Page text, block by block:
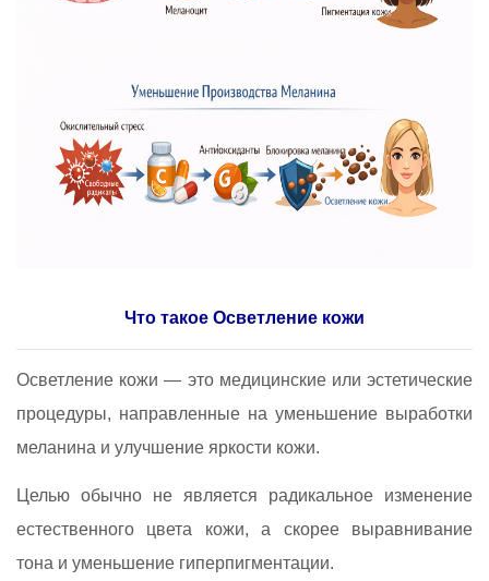
Что такое Осветление кожи
Осветление кожи — это медицинские или эстетические
процедуры, направленные на уменьшение выработки
меланина и улучшение яркости кожи.
Целью обычно не является радикальное изменение
естественного цвета кожи, а скорее выравнивание
тона и уменьшение гиперпигментации.